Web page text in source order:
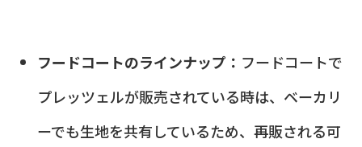
フードコートのラインナップ： フードコートで
プレッツェルが販売されている時は、ベーカリ
ーでも生地を共有しているため、再販される可